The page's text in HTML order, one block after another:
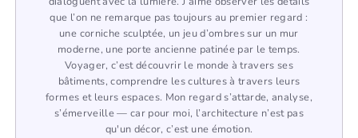
que l’on ne remarque pas toujours au premier regard :
une corniche sculptée, un jeu d’ombres sur un mur
moderne, une porte ancienne patinée par le temps.
Voyager, c’est découvrir le monde à travers ses
bâtiments, comprendre les cultures à travers leurs
formes et leurs espaces. Mon regard s’attarde, analyse,
s’émerveille — car pour moi, l’architecture n’est pas
qu'un décor, c’est une émotion.